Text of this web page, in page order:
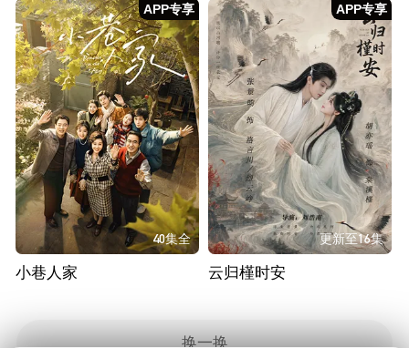
APP专享
40集全
小巷人家
APP专享
更新至16集
云归槿时安
换一换